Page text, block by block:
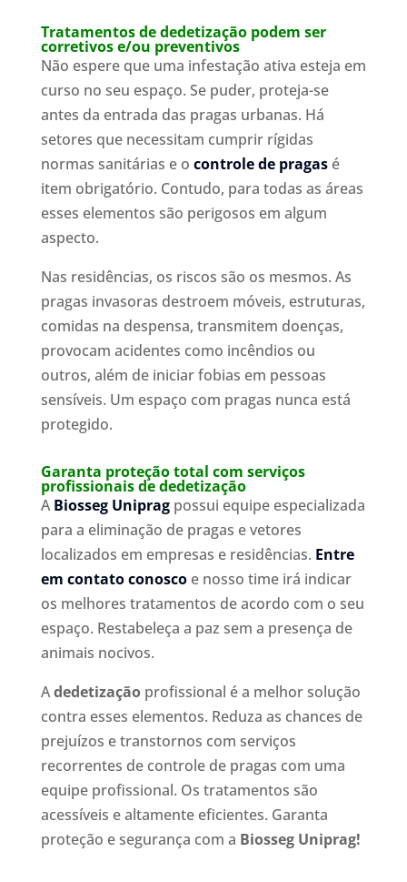
Tratamentos de dedetização podem ser
corretivos e/ou preventivos
Não espere que uma infestação ativa esteja em
curso no seu espaço. Se puder, proteja-se
antes da entrada das pragas urbanas. Há
setores que necessitam cumprir rígidas
normas sanitárias e o controle de pragasé
item obrigatório. Contudo, para todas as áreas
esses elementos são perigosos em algum
aspecto.
Nas residências, os riscos são os mesmos. As
pragas invasoras destroem móveis, estruturas,
comidas na despensa, transmitem doenças,
provocam acidentes como incêndios ou
outros, além de iniciar fobias em pessoas
sensíveis. Um espaço com pragas nunca está
protegido.
Garanta proteção total com serviços
profissionais de dedetização
ABiosseg Unipragpossui equipe especializada
para a eliminação de pragas e vetores
localizados em empresas e residências. Entre
em contato conoscoe nosso time irá indicar
os melhores tratamentos de acordo com o seu
espaço. Restabeleça a paz sem a presença de
animais nocivos.
Adedetizaçãoprofissional é a melhor solução
contra esses elementos. Reduza as chances de
prejuízos e transtornos com serviços
recorrentes de controle de pragas com uma
equipe profissional. Os tratamentos são
acessíveis e altamente eficientes. Garanta
proteção e segurança com a Biosseg Uniprag!